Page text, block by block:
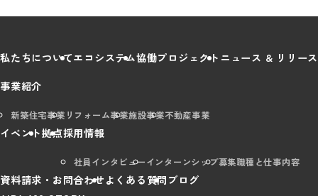
私たちについてエコシステム協働プロジェクト ニュース & リリース
事業紹介
新築住宅事業 リフォーム事業施設事業不動産事業
イベント拠点採用情報
社員インタビューインターンシップ募集職種と仕事内容
資料請求・お問合わせ よくある質問 ブログ